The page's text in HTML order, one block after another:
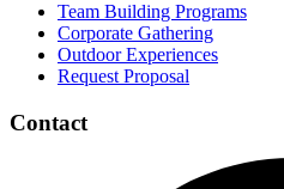
Team Building Programs
Corporate Gathering
Outdoor Experiences
Request Proposal
Contact